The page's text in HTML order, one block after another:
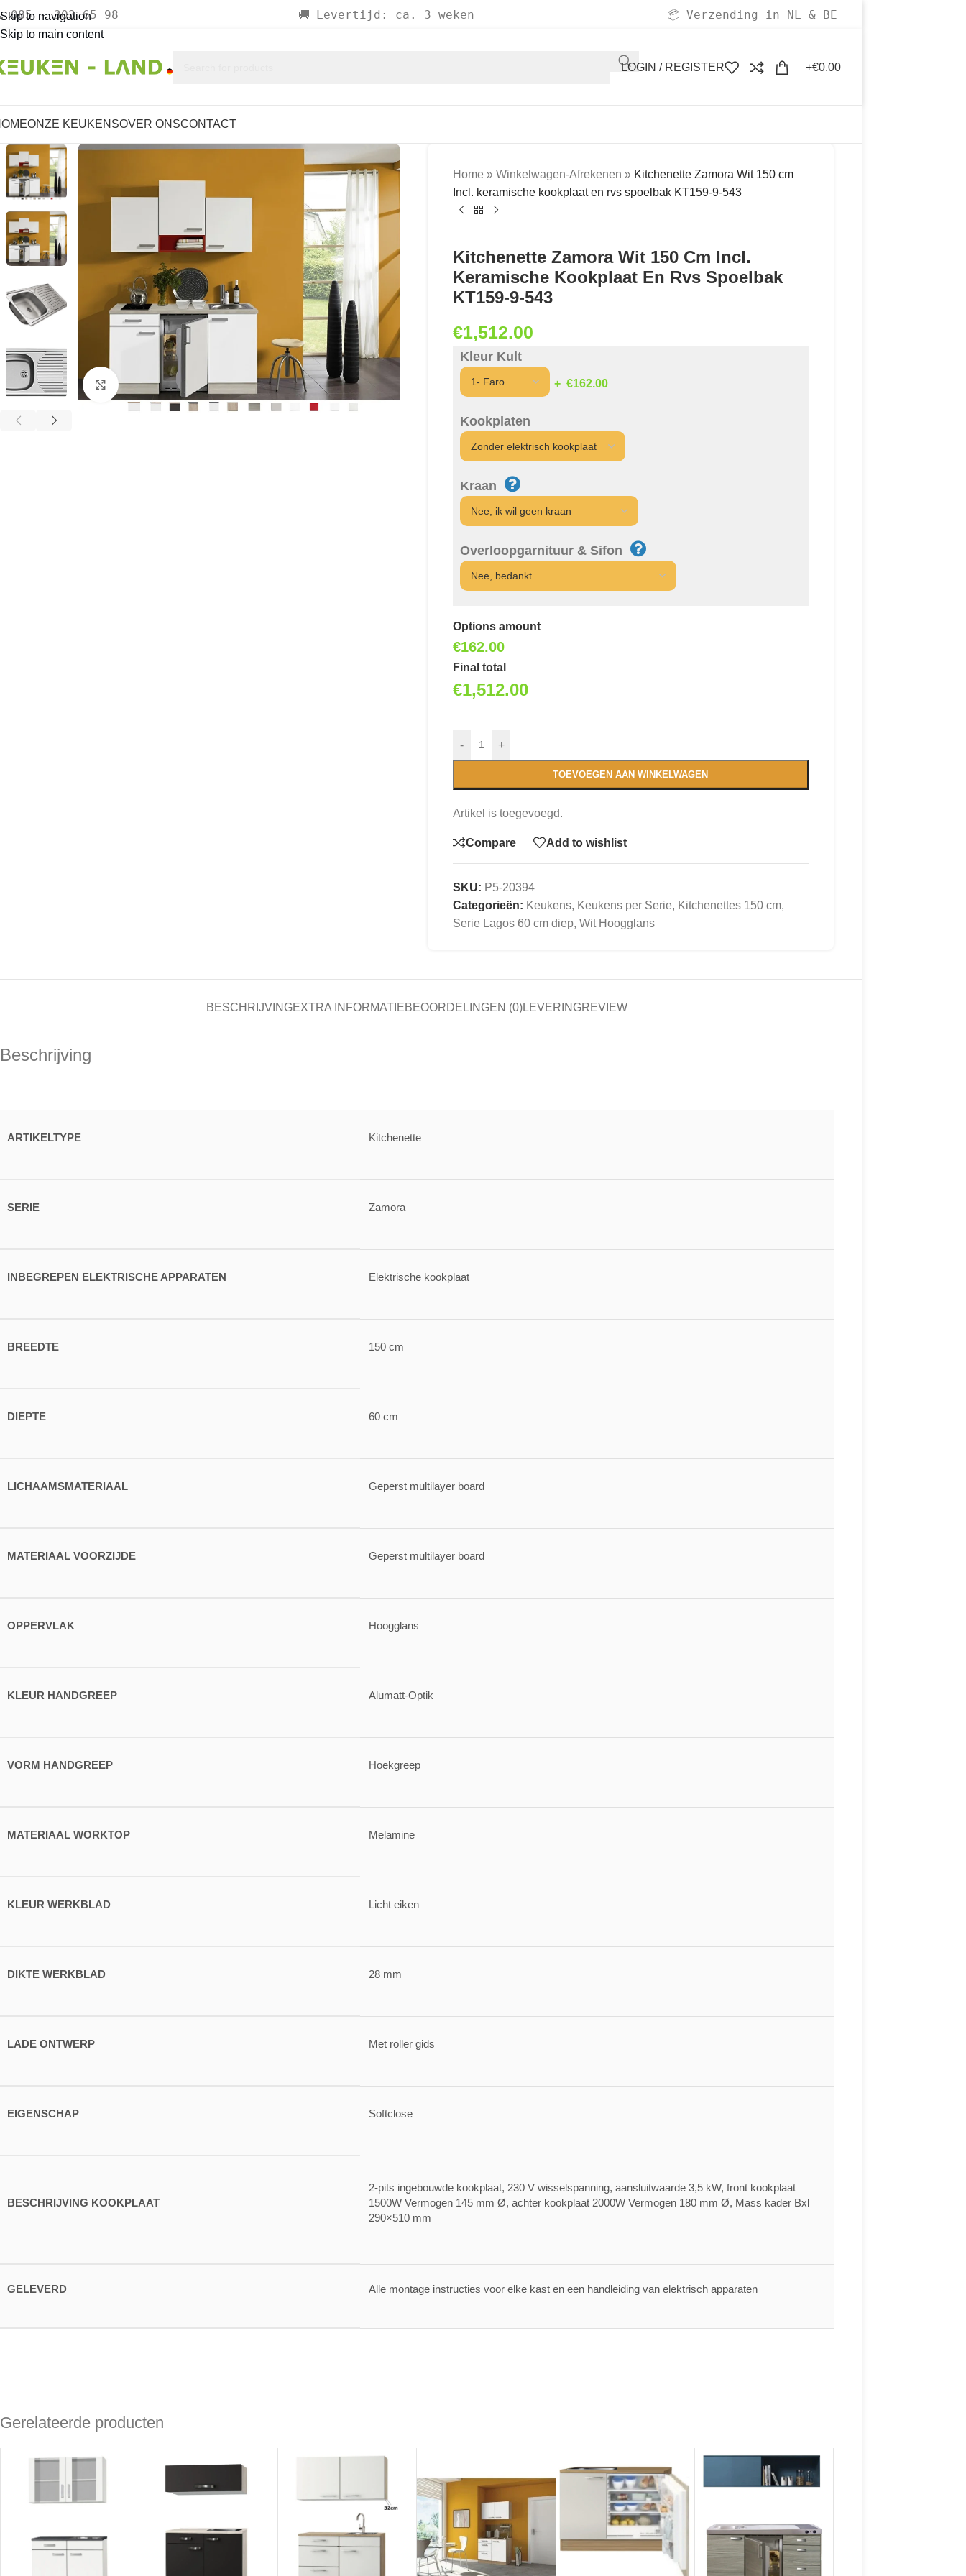
Skip to navigation
Skip to main content
085 - 303 65 98 🚚 Levertijd: ca. 3 weken 📦 Verzending in NL & BE
LOGIN / REGISTER €0.00
ONZE KEUKENSOVER ONSCONTACT
Click to enlarge
Home » Winkelwagen-Afrekenen » Kitchenette Zamora Wit 150 cm
Incl. keramische kookplaat en rvs spoelbak KT159-9-543
Kitchenette Zamora Wit 150 Cm Incl.
Keramische Kookplaat En Rvs Spoelbak
KT159-9-543
€1,512.00
Kleur Kult
€162.00
Kookplaten
Kraan
Overloopgarnituur & Sifon
Options amount
€162.00
Final total
€1,512.00
- +
TOEVOEGEN AAN WINKELWAGEN
Artikel is toegevoegd.
Compare Add to wishlist
SKU: P5-20394
Categorieën: Keukens, Keukens per Serie, Kitchenettes 150 cm,
Serie Lagos 60 cm diep, Wit Hoogglans
BESCHRIJVINGEXTRA INFORMATIEBEOORDELINGEN (0)LEVERINGREVIEW
Beschrijving
ARTIKELTYPE Kitchenette
SERIE Zamora
INBEGREPEN ELEKTRISCHE APPARATEN Elektrische kookplaat
BREEDTE 150 cm
DIEPTE 60 cm
LICHAAMSMATERIAAL Geperst multilayer board
MATERIAAL VOORZIJDE Geperst multilayer board
OPPERVLAK Hoogglans
KLEUR HANDGREEP Alumatt-Optik
VORM HANDGREEP Hoekgreep
MATERIAAL WORKTOP Melamine
KLEUR WERKBLAD Licht eiken
DIKTE WERKBLAD 28 mm
LADE ONTWERP Met roller gids
EIGENSCHAP Softclose
BESCHRIJVING KOOKPLAAT
2-pits ingebouwde kookplaat, 230 V wisselspanning, aansluitwaarde 3,5 kW, front kookplaat
1500W Vermogen 145 mm Ø, achter kookplaat 2000W Vermogen 180 mm Ø, Mass kader Bxl
290×510 mm
GELEVERD Alle montage instructies voor elke kast en een handleiding van elektrisch apparaten
Gerelateerde producten